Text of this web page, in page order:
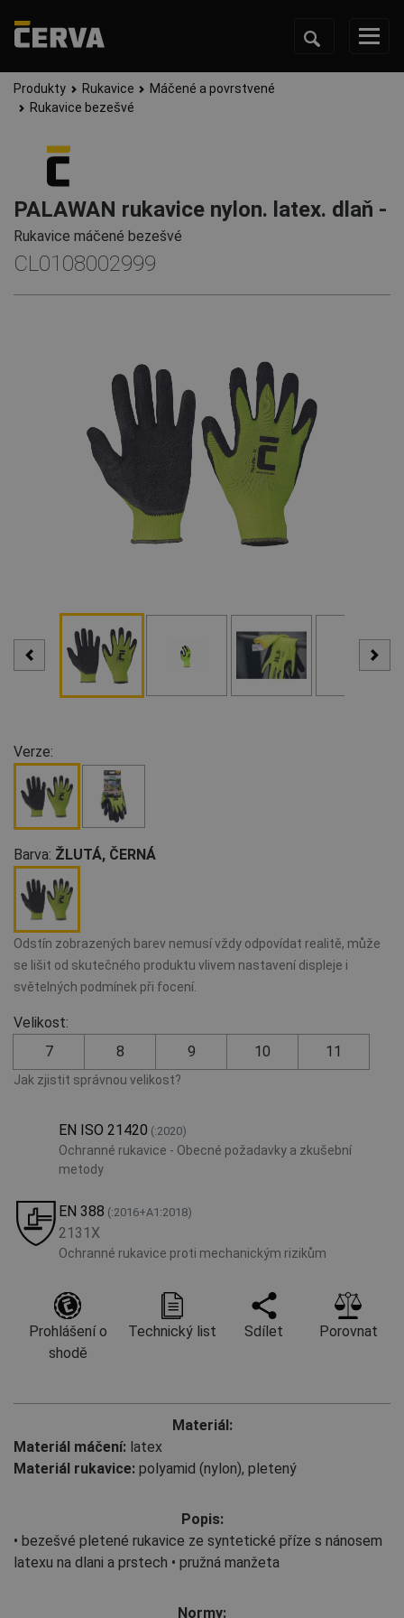
Produkty Rukavice
Máčené a povrstvené
Rukavice bezešvé
PALAWAN rukavice nylon. latex. dlaň -
Rukavice máčené bezešvé
CL0108002999
Verze:
Barva: ŽLUTÁ, ČERNÁ
Odstín zobrazených barev nemusí vždy odpovídat realitě, může
se lišit od skutečného produktu vlivem nastavení displeje i
světelných podmínek při focení.
Velikost:
7
8 9 10 11
Jak zjistit správnou velikost?
EN ISO 21420 (:2020)
Ochranné rukavice - Obecné požadavky a zkušební
metody
EN 388 (:2016+A1:2018)
2131X
Ochranné rukavice proti mechanickým rizikům
Prohlášení o
shodě
Technický list Sdílet Porovnat
Materiál:
Materiál máčení: latex
Materiál rukavice: polyamid (nylon), pletený
Popis:
• bezešvé pletené rukavice ze syntetické příze s nánosem
latexu na dlani a prstech • pružná manžeta
Normy: